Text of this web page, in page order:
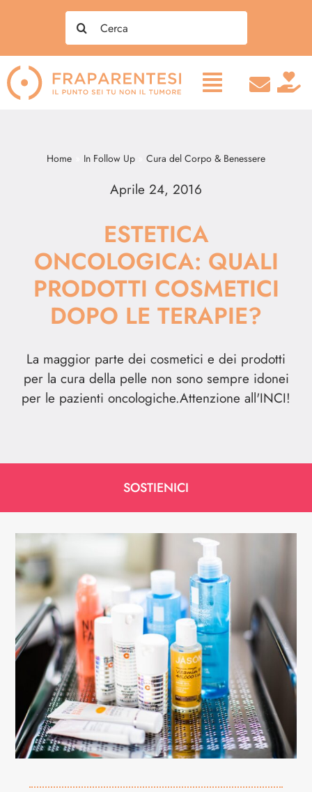
Search
for:
Home In Follow Up Cura del Corpo & Benessere
Aprile 24, 2016
ESTETICA
ONCOLOGICA: QUALI
PRODOTTI COSMETICI
DOPO LE TERAPIE?
La maggior parte dei cosmetici e dei prodotti
per la cura della pelle non sono sempre idonei
per le pazienti oncologiche.Attenzione all'INCI!
SOSTIENICI